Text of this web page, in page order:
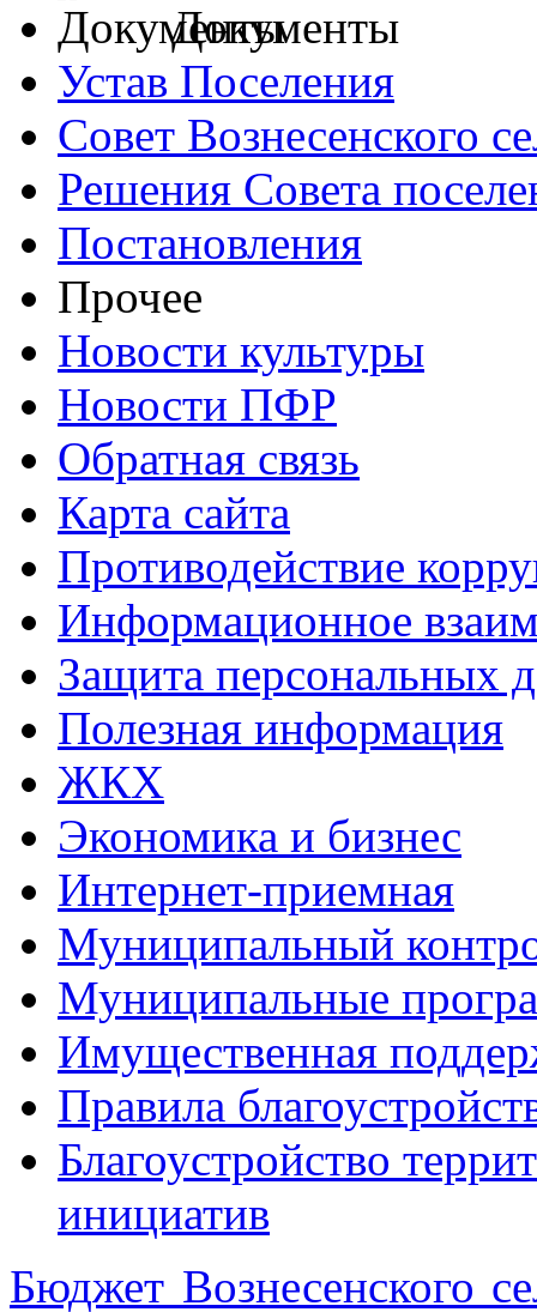
Документы
Устав Поселения
Совет Вознесенского
Решения Совета
Постановления
Прочее
Новости культуры
Новости ПФР
Обратная связь
Карта сайта
Противодействие
Информационное
Защита персональных
Полезная информация
ЖКХ
Экономика и бизнес
Интернет-приемная
Муниципальный
Муниципальные
Имущественная
Правила
Благоустройство
инициатив
Бюджет Вознесенского